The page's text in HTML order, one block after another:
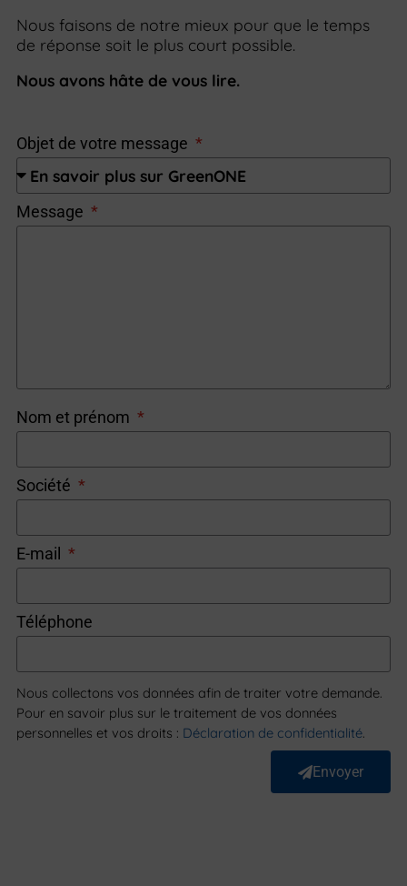
Objet de votre message
Message
Nom et prénom
Société
E-mail
Téléphone
Nous collectons vos données afin de traiter votre demande.
Pour en savoir plus sur le traitement de vos données
personnelles et vos droits : Déclaration de confidentialité.
Envoyer
Nous faisons de notre mieux pour que le temps
de réponse soit le plus court possible.
Nous avons hâte de vous lire.